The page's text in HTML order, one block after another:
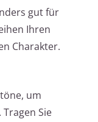
gut für
Ihren
Charakter.
um
Sie